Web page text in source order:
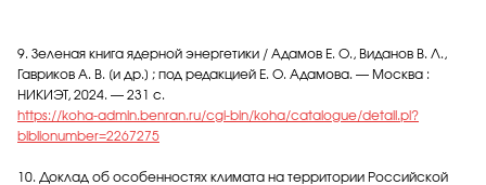
9. Зеленая книга ядерной энергетики / Адамов Е. О., Виданов В. Л.,
Гавриков А. В. [и др.] ; под редакцией Е. О. Адамова. — Москва :
НИКИЭТ, 2024. — 231 с.
https://koha-admin.benran.ru/cgi-bin/koha/catalogue/detail.pl?
biblionumber=2267275
10. Доклад об особенностях климата на территории Российской